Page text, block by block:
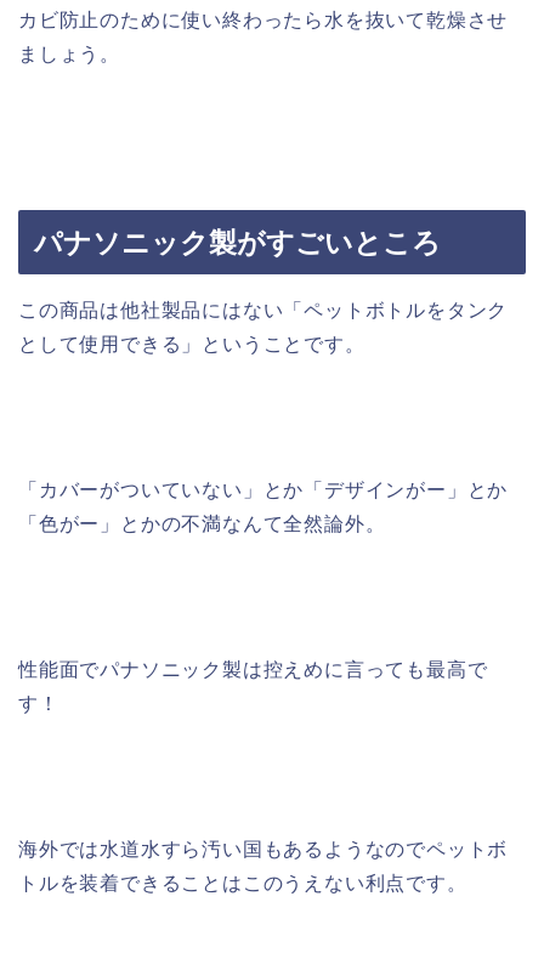
カビ防止のために使い終わったら水を抜いて乾燥させ
ましょう。
パナソニック製がすごいところ
この商品は他社製品にはない「ペットボトルをタンク
として使用できる」ということです。
「カバーがついていない」とか「デザインがー」とか
「色がー」とかの不満なんて全然論外。
性能面でパナソニック製は控えめに言っても最高で
す！
海外では水道水すら汚い国もあるようなのでペットボ
トルを装着できることはこのうえない利点です。